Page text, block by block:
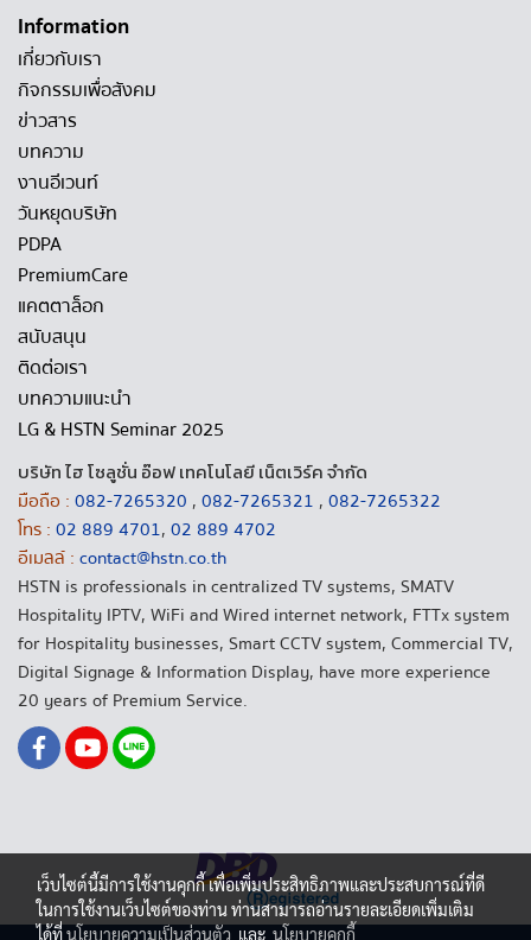
Information
เกี่ยวกับเรา
กิจกรรมเพื่อสังคม
ข่าวสาร
บทความ
งานอีเวนท์
วันหยุดบริษัท
PDPA
PremiumCare
แคตตาล็อก
สนับสนุน
ติดต่อเรา
บทความแนะนำ
LG & HSTN Seminar 2025
บริษัท ไฮ โซลูชั่น อ๊อฟ เทคโนโลยี เน็ตเวิร์ค จำกัด
มือถือ : 082-7265320 , 082-7265321 , 082-7265322
โทร : 02 889 4701, 02 889 4702
อีเมลล์ : contact@hstn.co.th
HSTN is professionals in centralized TV systems, SMATV
Hospitality IPTV, WiFi and Wired internet network, FTTx system
for Hospitality businesses, Smart CCTV system, Commercial TV,
Digital Signage & Information Display, have more experience
20 years of Premium Service.
เว็บไซต์นี้มีการใช้งานคุกกี้ เพื่อเพิ่มประสิทธิภาพและประสบการณ์ที่ดี
ในการใช้งานเว็บไซต์ของท่าน ท่านสามารถอ่านรายละเอียดเพิ่มเติม
ได้ที่นโยบายความเป็นส่วนตัว และ นโยบายคุกกี้